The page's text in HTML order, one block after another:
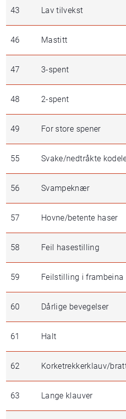
43 Lav tilvekst
46 Mastitt
47 3-spent
48 2-spent
49 For store spener
55 Svake/nedtråkte
56 Svampeknær
57 Hovne/betente haser
58 Feil hasestilling
59 Feilstilling i frambeina
60 Dårlige bevegelser
61 Halt
62 Korketrekkerklauv/
63 Lange klauver